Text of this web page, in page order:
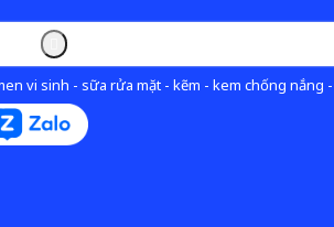
vi sinh - sữa rửa mặt - kẽm - kem chống nắng